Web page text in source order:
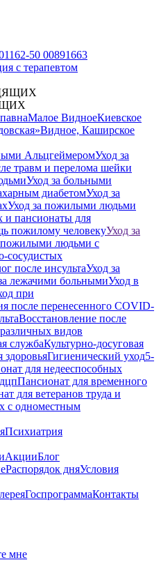
50 00891663
с терапевтом
Малое ВидноеКиевское
Видное, Каширское
АльцгеймеромУход за
травм и перелома шейки
Уход за больными
диабетомУход за
Уход за пожилыми людьми
и пансионаты для
пожилому человекуУход за
пожилыми людьми с
сосудистых
после инсультаУход за
лежачими больнымиУход в
при
после перенесенного COVID-
Восстановление после
видов
службаКультурно-досуговая
здоровьяГигиенический уход5-
для недееспособных
Пансионат для временного
для ветеранов труда и
с одноместным
Психиатрия
АкцииБлог
Распорядок дняУсловия
ГоспрограммаКонтакты
мне